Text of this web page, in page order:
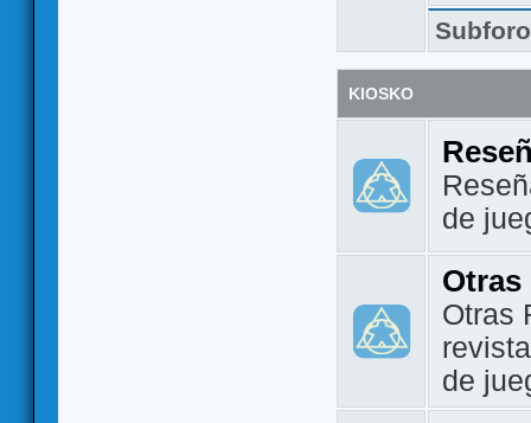
KIOSKO
de
Otras
Otras
de